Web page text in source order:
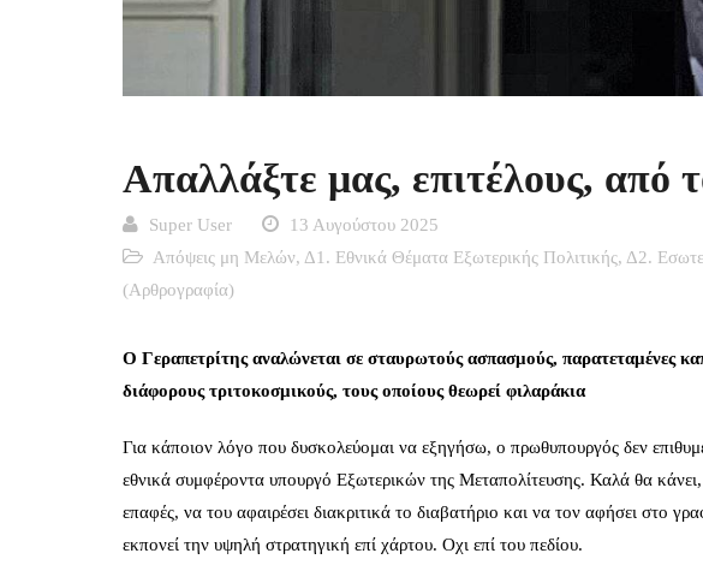
Απαλλάξτε μας, επιτέλους, από
Super User
13 Αυγούστου 2025
Απόψεις μη Μελών, Δ1. Εθνικά Θέματα Εξωτερικής Πολιτικής, Δ2.
(Αρθρογραφία)
Ο Γεραπετρίτης αναλώνεται σε σταυρωτούς ασπασμούς, παρατεταμένες
διάφορους τριτοκοσμικούς, τους οποίους θεωρεί φιλαράκια
Για κάποιον λόγο που δυσκολεύομαι να εξηγήσω, ο πρωθυπουργός δεν
εθνικά συμφέροντα υπουργό Εξωτερικών της Μεταπολίτευσης. Καλά θα
επαφές, να του αφαιρέσει διακριτικά το διαβατήριο και να τον αφήσει στο
εκπονεί την υψηλή στρατηγική επί χάρτου. Οχι επί του πεδίου.